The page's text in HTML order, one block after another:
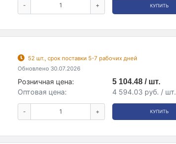
- + КУПИТЬ
52 шт., срок поставки 5-7 рабочих дней
Обновлено 30.07.2026
Розничная цена:
5 104.48 / шт.
Оптовая цена:
4 594.03 руб. / шт.
- + КУПИТЬ